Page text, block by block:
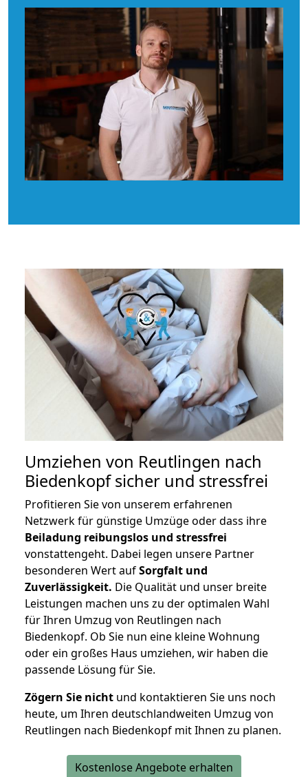
Umziehen von Reutlingen nach
Biedenkopfsicher und stressfrei
Profitieren Sie von unserem erfahrenen
Netzwerk für günstige Umzüge oder dass ihre
Beiladung reibungslos und stressfrei
vonstattengeht. Dabei legen unsere Partner
besonderen Wert aufSorgfalt und
Zuverlässigkeit. Die Qualität und unser breite
Leistungen machen uns zu der optimalen Wahl
für Ihren Umzug von Reutlingen nach
Biedenkopf. Ob Sie nun eine kleine Wohnung
oder ein großes Haus umziehen, wir haben die
passende Lösung für Sie.
Zögern Sie nicht und kontaktieren Sie uns noch
heute, um Ihren deutschlandweiten Umzug von
Reutlingen nach Biedenkopf mit Ihnen zu planen.
Kostenlose Angebote erhalten